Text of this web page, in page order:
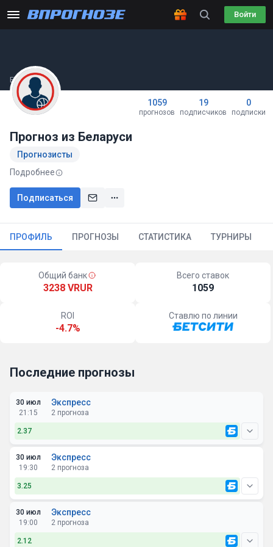
Войти
Был(а) вчера
1059
прогнозов
19
подписчиков
0
подписки
Прогноз из Беларуси
Прогнозисты
Подробнее
Подписаться
ПРОФИЛЬ ПРОГНОЗЫ СТАТИСТИКА ТУРНИРЫ
Общий банк
3238 VRUR
Всего ставок
1059
ROI
-4.7%
Ставлю по линии
Последние прогнозы
30 июл
21:15
Экспресс
2 прогноза
2.37
Сьон - БАТЭ
Обе команды забьют: Нет @ 1.55
Кайрат-Алматы - Омония Никосия
30 июл
19:30
Экспресс
2 прогноза
3.25
ЧФР Клуж - Алашкерт
ФОРА1 (-1) @ 1.58
30 июл
19:00
Экспресс
2 прогноза
2.12